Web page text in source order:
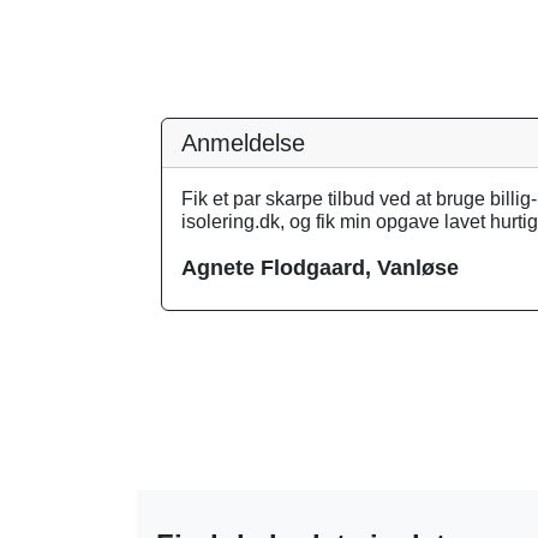
Anmeldelse
Fik et par skarpe tilbud ved at bruge billig-
isolering.dk, og fik min opgave lavet
Agnete Flodgaard, Vanløse